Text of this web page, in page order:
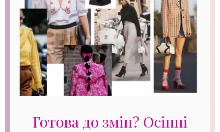
Готова до змін? Осінні